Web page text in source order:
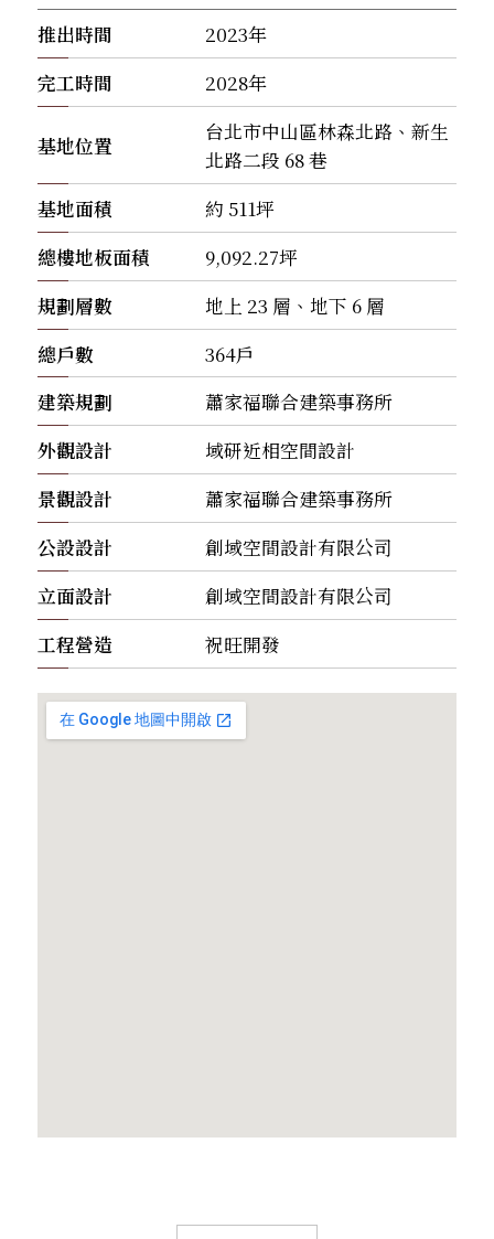
推出時間
2023年
完工時間
2028年
基地位置
台北市中山區林森北路、新生
北路二段 68 巷
基地面積
約 511坪
總樓地板面積
9,092.27坪
規劃層數
地上 23 層、地下 6 層
總戶數
364戶
建築規劃
蕭家福聯合建築事務所
外觀設計
域研近相空間設計
景觀設計
蕭家福聯合建築事務所
公設設計
創域空間設計有限公司
立面設計
創域空間設計有限公司
工程營造
祝旺開發